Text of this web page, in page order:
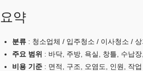
요약
분류 : 청소업체 / 입주청소 / 이사청소 /
주요 범위 : 바닥, 주방, 욕실, 창틀, 수납
비용 기준 : 면적, 구조, 오염도, 인원, 작